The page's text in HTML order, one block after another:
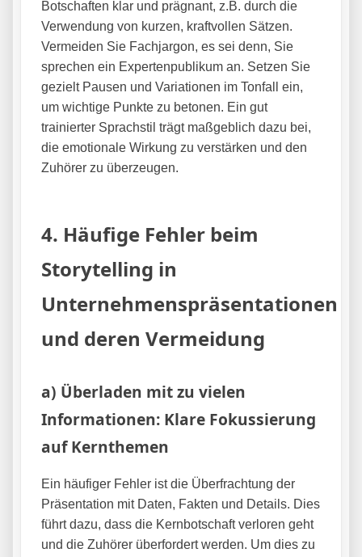
Botschaften klar und prägnant, z.B. durch die
Verwendung von kurzen, kraftvollen Sätzen.
Vermeiden Sie Fachjargon, es sei denn, Sie
sprechen ein Expertenpublikum an. Setzen Sie
gezielt Pausen und Variationen im Tonfall ein,
um wichtige Punkte zu betonen. Ein gut
trainierter Sprachstil trägt maßgeblich dazu bei,
die emotionale Wirkung zu verstärken und den
Zuhörer zu überzeugen.
4. Häufige Fehler beim
Storytelling in
Unternehmenspräsentationen
und deren Vermeidung
a) Überladen mit zu vielen
Informationen: Klare Fokussierung
auf Kernthemen
Ein häufiger Fehler ist die Überfrachtung der
Präsentation mit Daten, Fakten und Details. Dies
führt dazu, dass die Kernbotschaft verloren geht
und die Zuhörer überfordert werden. Um dies zu